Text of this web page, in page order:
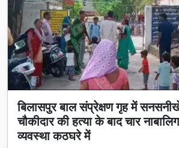
बिलासपुर बाल संप्रेक्षण गृह में
चौकीदार की हत्या के बाद चार
व्यवस्था कठघरे में